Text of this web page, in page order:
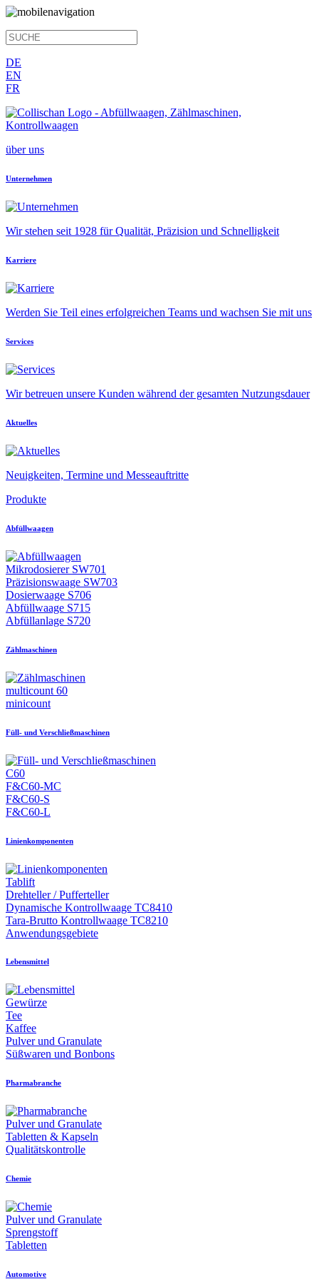
DE
EN
FR
über uns
Unternehmen
Wir stehen seit 1928 für Qualität, Präzision und Schnelligkeit
Karriere
Werden Sie Teil eines erfolgreichen Teams und wachsen Sie mit uns
Services
Wir betreuen unsere Kunden während der gesamten Nutzungsdauer
Aktuelles
Neuigkeiten, Termine und Messeauftritte
Produkte
Abfüllwaagen
Mikrodosierer SW701
Präzisionswaage SW703
Dosierwaage S706
Abfüllwaage S715
Abfüllanlage S720
Zählmaschinen
multicount 60
minicount
Füll- und Verschließmaschinen
C60
F&C60-MC
F&C60-S
F&C60-L
Linienkomponenten
Tablift
Drehteller / Pufferteller
Dynamische Kontrollwaage TC8410
Tara-Brutto Kontrollwaage TC8210
Anwendungsgebiete
Lebensmittel
Gewürze
Tee
Kaffee
Pulver und Granulate
Süßwaren und Bonbons
Pharmabranche
Pulver und Granulate
Tabletten & Kapseln
Qualitätskontrolle
Chemie
Pulver und Granulate
Sprengstoff
Tabletten
Automotive